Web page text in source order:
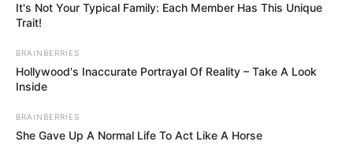
It's Not Your Typical Family: Each Member Has This Unique
Trait!
BRAINBERRIES
Hollywood's Inaccurate Portrayal Of Reality – Take A Look
Inside
BRAINBERRIES
She Gave Up A Normal Life To Act Like A Horse